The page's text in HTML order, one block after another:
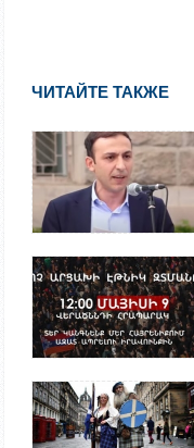
ЧИТАЙТЕ ТАКЖЕ